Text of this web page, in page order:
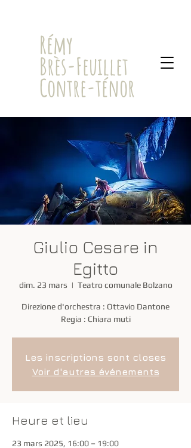
​Rémy
Brès-Feuillet
Contre-ténor
Giulio Cesare in
Egitto
dim. 23 mars
  |
Teatro comunale Bolzano
Direzione d'orchestra : Ottavio Dantone
Regia : Chiara muti
Les inscriptions sont closes
Voir d'autres événements
Heure et lieu
23 mars 2025, 16:00 – 19:00